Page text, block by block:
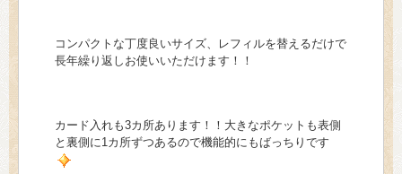
コンパクトな丁度良いサイズ、レフィルを替えるだけで
長年繰り返しお使いいただけます！！
カード入れも3カ所あります！！大きなポケットも表側
と裏側に1カ所ずつあるので機能的にもばっちりです